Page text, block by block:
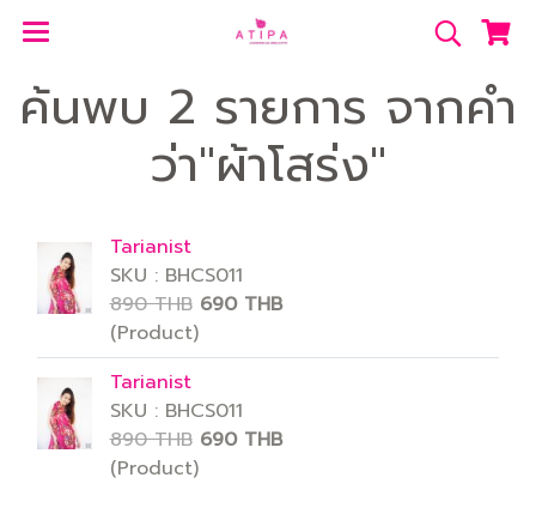
ค้นพบ 2 รายการ จากคำ
ว่า"ผ้าโสร่ง"
Tarianist
SKU : BHCS011
890 THB 690 THB
(Product)
Tarianist
SKU : BHCS011
890 THB 690 THB
(Product)